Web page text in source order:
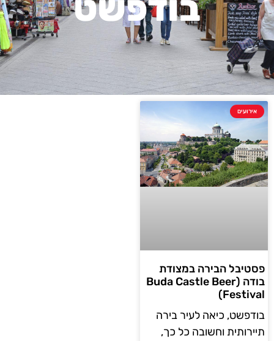
אירועים
פסטיבל הבירה במצודת
בודה (Buda Castle Beer
Festival)
בודפשט, כיאה לעיר בירה
תיירותית וחשובה כל כך,